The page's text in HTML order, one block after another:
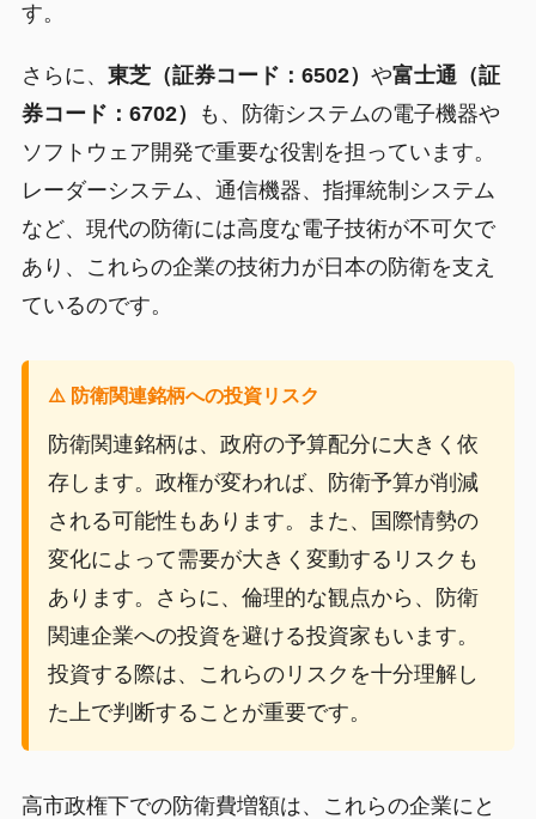
す。
さらに、 東芝（証券コード：6502） や富士通（証
券コード：6702）
も、防衛システムの電子機器や
ソフトウェア開発で重要な役割を担っています。
レーダーシステム、通信機器、指揮統制システム
など、現代の防衛には高度な電子技術が不可欠で
あり、これらの企業の技術力が日本の防衛を支え
ているのです。
⚠️ 防衛関連銘柄への投資リスク
防衛関連銘柄は、政府の予算配分に大きく依
存します。政権が変われば、防衛予算が削減
される可能性もあります。また、国際情勢の
変化によって需要が大きく変動するリスクも
あります。さらに、倫理的な観点から、防衛
関連企業への投資を避ける投資家もいます。
投資する際は、これらのリスクを十分理解し
た上で判断することが重要です。
高市政権下での防衛費増額は、これらの企業にと